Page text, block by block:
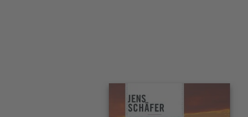
Interaktives